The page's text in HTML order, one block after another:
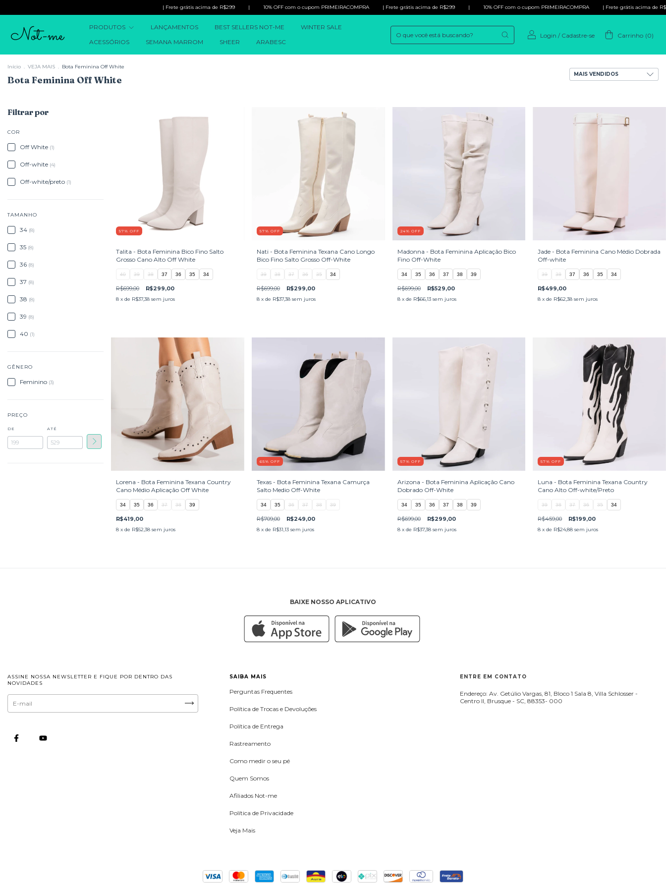
| Frete grátis acima de R$299 | 10% OFF com o cupom PRIMEIRACOMPRA | Frete grátis acima de R$299 | 10% OFF com o cupom PRIMEIRACOMPRA | Frete grátis acima de R$299
PRODUTOS LANÇAMENTOS BEST SELLERS NOT-ME
WINTER SALE
ACESSÓRIOS
SEMANA MARROM SHEER ARABESC
Login / Cadastre-se Carrinho (0)
Início . VEJA MAIS . Bota Feminina Off White
Bota Feminina Off White
Filtrar por
COR
Off White (1)
Off-white (4)
Off-white/preto (1)
TAMANHO
34 (8)
35 (8)
36 (8)
37 (8)
38 (8)
39 (8)
40 (1)
GÊNERO
Feminino (3)
PREÇO
DE ATÉ
57% OFF
Talita - Bota Feminina Bico Fino Salto
Grosso Cano Alto Off White
40 39 38 37 36 35 34
R$699,00 R$299,00
8 x de R$37,38 sem juros
57% OFF
Nati - Bota Feminina Texana Cano Longo
Bico Fino Salto Grosso Off-White
39 38 37 36 35 34
R$699,00 R$299,00
8 x de R$37,38 sem juros
24% OFF
Madonna - Bota Feminina Aplicação Bico
Fino Off-White
34 35 36 37 38 39
R$699,00 R$529,00
8 x de R$66,13 sem juros
Jade - Bota Feminina Cano Médio Dobrada
Off-white
39 38 37 36 35 34
R$499,00
8 x de R$62,38 sem juros
Lorena - Bota Feminina Texana Country
Cano Médio Aplicação Off White
34 35 36 37 38 39
R$419,00
8 x de R$52,38 sem juros
65% OFF
Texas - Bota Feminina Texana Camurça
Salto Medio Off-White
34 35 36 37 38 39
R$709,00 R$249,00
8 x de R$31,13 sem juros
57% OFF
Arizona - Bota Feminina Aplicação Cano
Dobrado Off-White
34 35 36 37 38 39
R$699,00 R$299,00
8 x de R$37,38 sem juros
57%OFF
Luna - Bota Feminina Texana Country
Cano Alto Off-white/Preto
39 38 37 36 35 34
R$459,00 R$199,00
8 x de R$24,88 sem juros
BAIXE NOSSO APLICATIVO
ASSINE NOSSA NEWSLETTER E FIQUE POR DENTRO DAS
NOVIDADES
SAIBA MAIS
Perguntas Frequentes
Política de Trocas e Devoluções
Política de Entrega
Rastreamento
Como medir o seu pé
Quem Somos
Afiliados Not-me
Política de Privacidade
Veja Mais
ENTRE EM CONTATO
Endereço: Av. Getúlio Vargas, 81, Bloco 1 Sala 8, Villa Schlosser -
Centro II, Brusque - SC, 88353- 000